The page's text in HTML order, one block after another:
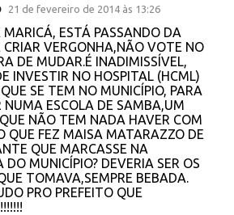
21 de fevereiro de 2014 às 13:26
MARICÁ, ESTÁ PASSANDO DA
CRIAR VERGONHA,NÃO VOTE NO
DE MUDAR.É INADIMISSÍVEL,
INVESTIR NO HOSPITAL (HCML)
SE TEM NO MUNICÍPIO, PARA
NUMA ESCOLA DE SAMBA,UM
NÃO TEM NADA HAVER COM
QUE FEZ MAISA MATARAZZO DE
QUE MARCASSE NA
DO MUNICÍPIO? DEVERIA SER OS
TOMAVA,SEMPRE BEBADA.
PRO PREFEITO QUE